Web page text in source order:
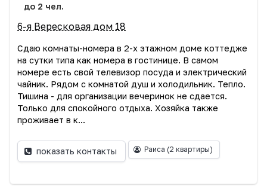
до 2 чел.
6-я Вересковая дом 18
Сдаю комнаты-номера в 2-х этажном доме коттедже
на сутки типа как номера в гостинице. В самом
номере есть свой телевизор посуда и электрический
чайник. Рядом с комнатой душ и холодильник. Тепло.
Тишина - для организации вечеринок не сдается.
Только для спокойного отдыха. Хозяйка также
проживает в к...
показать контакты Раиса (2 квартиры)